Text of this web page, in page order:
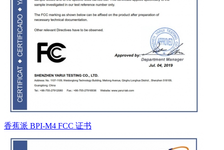
香蕉派 BPI-M4 FCC 证书